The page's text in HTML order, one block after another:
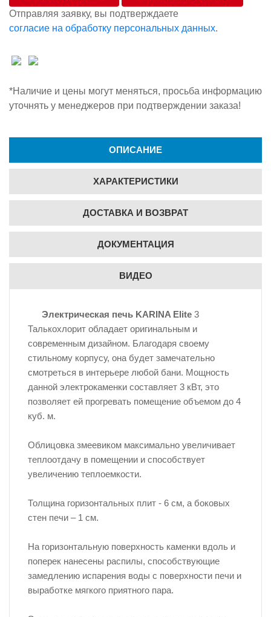
Отправляя заявку, вы подтверждаете
согласие на обработку персональных данных.
*Наличие и цены могут меняться, просьба информацию
уточнять у менеджеров при подтверждении заказа!
ОПИСАНИЕ
ХАРАКТЕРИСТИКИ
ДОСТАВКА И ВОЗВРАТ
ДОКУМЕНТАЦИЯ
ВИДЕО
Электрическая печь KARINA Elite3
Талькохлорит обладает оригинальным и
современным дизайном. Благодаря своему
стильному корпусу, она будет замечательно
смотреться в интерьере любой бани. Мощность
данной электрокаменки составляет 3 кВт, это
позволяет ей прогревать помещение объемом до 4
куб. м.
Облицовка змеевиком максимально увеличивает
теплоотдачу в помещении и способствует
увеличению теплоемкости.
Толщина горизонтальных плит - 6 см, а боковых
стен печи – 1 см.
На горизонтальную поверхность каменки вдоль и
поперек нанесены распилы, способствующие
замедлению испарения воды с поверхности печи и
выработке мягкого приятного пара.